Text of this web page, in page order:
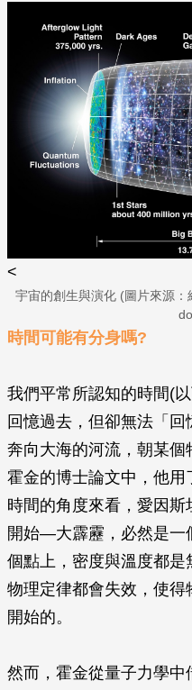
<
宇宙的創生與演化 (圖片來源
時間可能有分身嗎?
我們平常所認知的時間(
回憶過去，但卻無法「
奔向大海的河流，朝某
霍金的博士論文中，他
時間的角度來看，愛因
開始—大霹靂，必然是一
個點上，密度與溫度都
物理定律都會失效，使
開始的。
然而，霍金從量子力學